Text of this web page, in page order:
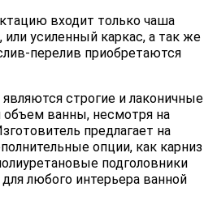
входит только чаша
усиленный каркас, а так же
перелив приобретаются
строгие и лаконичные
ванны, несмотря на
предлагает на
опции, как карниз
подголовники
любого интерьера ванной